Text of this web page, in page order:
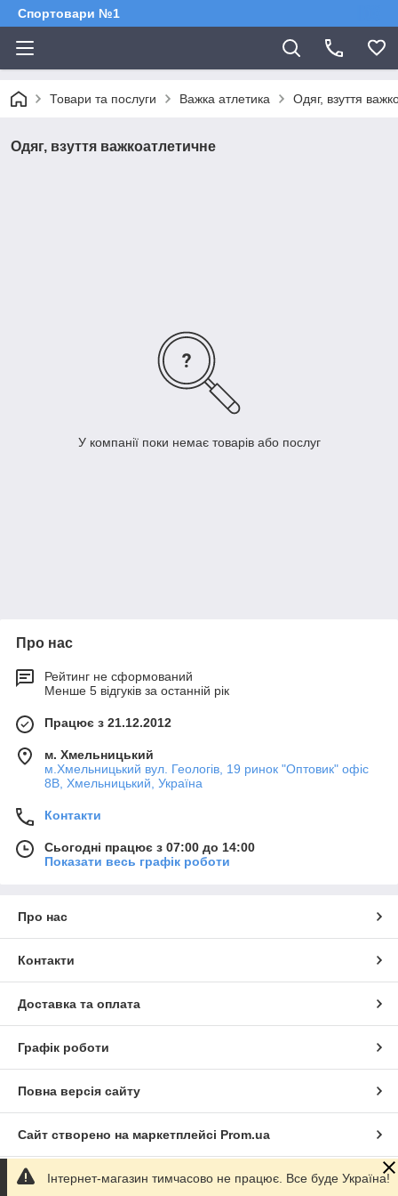
Спортовари №1
Товари та послуги Важка атлетика Одяг, взуття
Одяг, взуття важкоатлетичне
У компанії поки немає товарів або послуг
Про нас
Рейтинг не сформований
Менше 5 відгуків за останній рік
Працює з 21.12.2012
м. Хмельницький
м.Хмельницький вул. Геологів, 19 ринок "Оптовик" офіс
8В, Хмельницький, Україна
Контакти
Сьогодні працює з 07:00 до 14:00
Показати весь графік роботи
Про нас
Контакти
Доставка та оплата
Графік роботи
Повна версія сайту
Сайт створено на маркетплейсі Prom.ua
Політика конфіденційності
Інтернет-магазин тимчасово не працює. Все буде Україна!